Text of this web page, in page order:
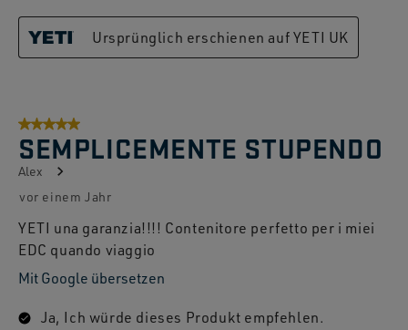
Ursprünglich erschienen auf YETI UK
5 von 5 Sternen.
SEMPLICEMENTE STUPENDO
Alex
vor einem Jahr
YETI una garanzia!!!! Contenitore perfetto per i miei
EDC quando viaggio
Mit Google übersetzen
Ja, Ich würde dieses Produkt empfehlen.